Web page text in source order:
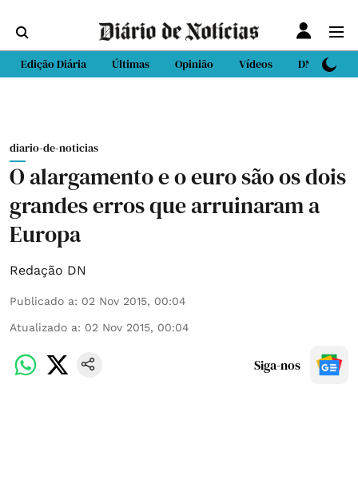
Edição Diária Últimas Opinião Vídeos DN Sport
diario-de-noticias
O alargamento e o euro são os dois
grandes erros que arruinaram a
Europa
Redação DN
Publicado a: 02 Nov 2015, 00:04
Atualizado a: 02 Nov 2015, 00:04
Siga-nos